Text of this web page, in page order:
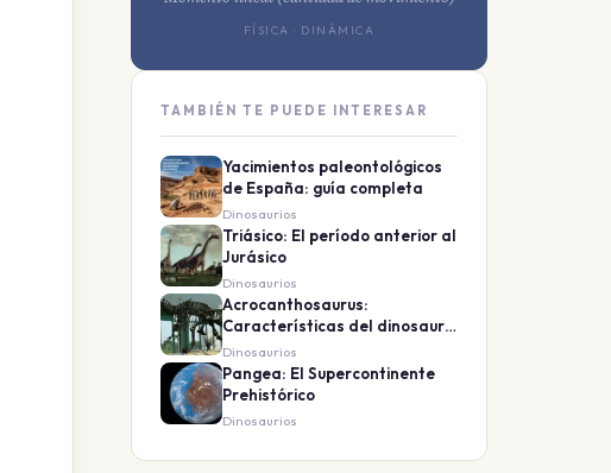
FÍSICA · DINÁMICA
TAMBIÉN TE PUEDE INTERESAR
Yacimientos paleontológicos
de España: guía completa
Dinosaurios
Triásico: El período anterior al
Jurásico
Dinosaurios
Acrocanthosaurus:
Características del dinosaurio
de espinas altas
Dinosaurios
Pangea: El Supercontinente
Prehistórico
Dinosaurios